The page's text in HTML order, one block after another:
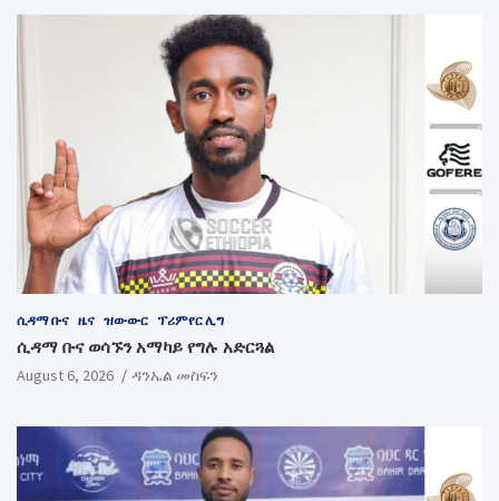
ሲዳማ ቡና ዜና ዝውውር ፕሪምየር ሊግ
ሲዳማ ቡና ወሳኙን አማካይ የግሉ አድርጓል
August 6, 2026 ዳንኤል መስፍን